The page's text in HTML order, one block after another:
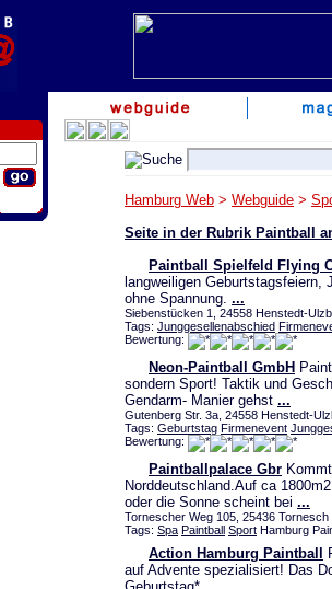
Hamburg Web > Webguide >
Seite in der Rubrik Paintball
Paintball Spielfeld Flying
langweiligen Geburtstagsfeiern,
ohne Spannung. ...
Siebenstücken 1, 24558 Henstedt-
Tags: Junggesellenabschied
Bewertung:
Neon-Paintball GmbH
sondern Sport! Taktik und
Gendarm- Manier gehst ...
Gutenberg Str. 3a, 24558 Henstedt-
Tags: Geburtstag Firmenevent
Bewertung:
Paintballpalace Gbr
Norddeutschland.Auf ca
oder die Sonne scheint bei ...
Tornescher Weg 105, 25436
Tags: Spa Paintball Sport Hamburg
Action Hamburg Paintball
auf Advente spezialisiert! Das